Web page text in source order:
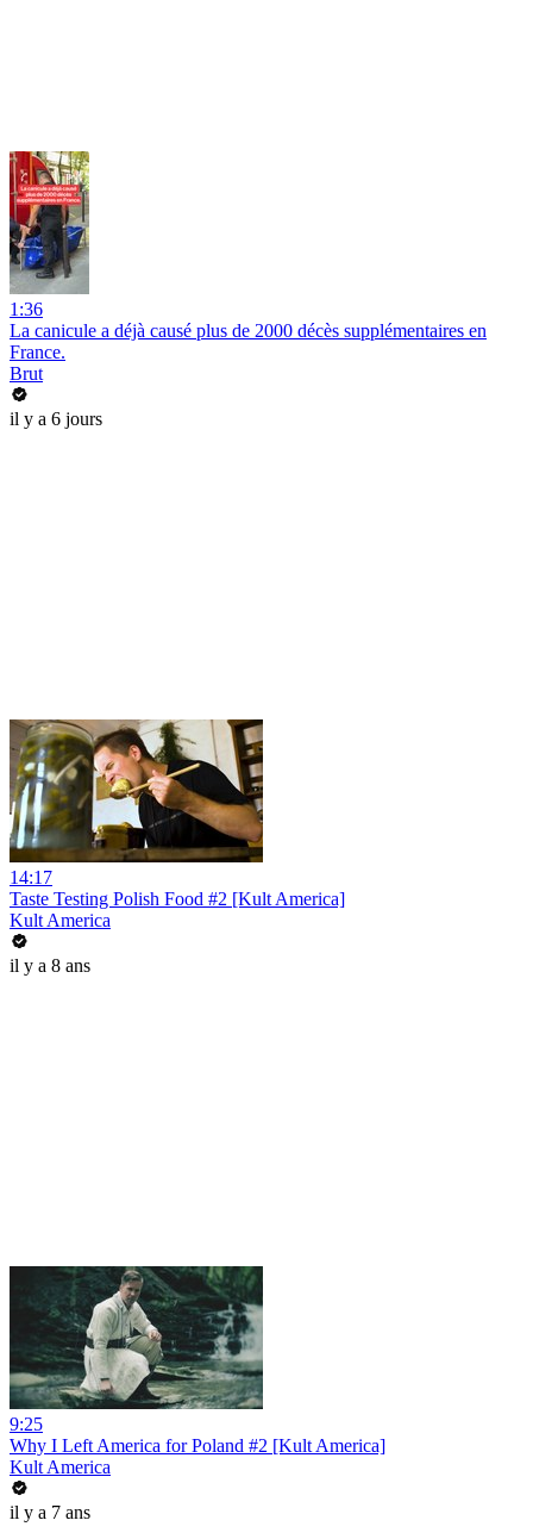
1:36
La canicule a déjà causé plus de 2000 décès supplémentaires en
France.
Brut
il y a 6 jours
14:17
Taste Testing Polish Food #2 [Kult America]
Kult America
il y a 8 ans
9:25
Why I Left America for Poland #2 [Kult America]
Kult America
il y a 7 ans